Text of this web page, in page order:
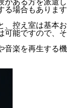
がある方を派遣し
る場合もあります
、控え室は基本お
可能ですので、そ
音楽を再生する機